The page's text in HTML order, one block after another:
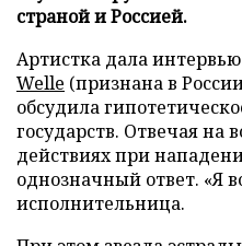
страной и Россией.
Артистка дала
Welle (признана в
обсудила
государств. Отвечая на
действиях при
однозначный ответ. «Я
исполнительница.